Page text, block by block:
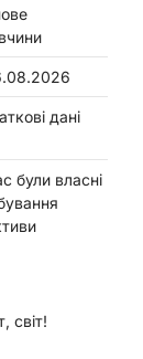
дані
були власні
світ!